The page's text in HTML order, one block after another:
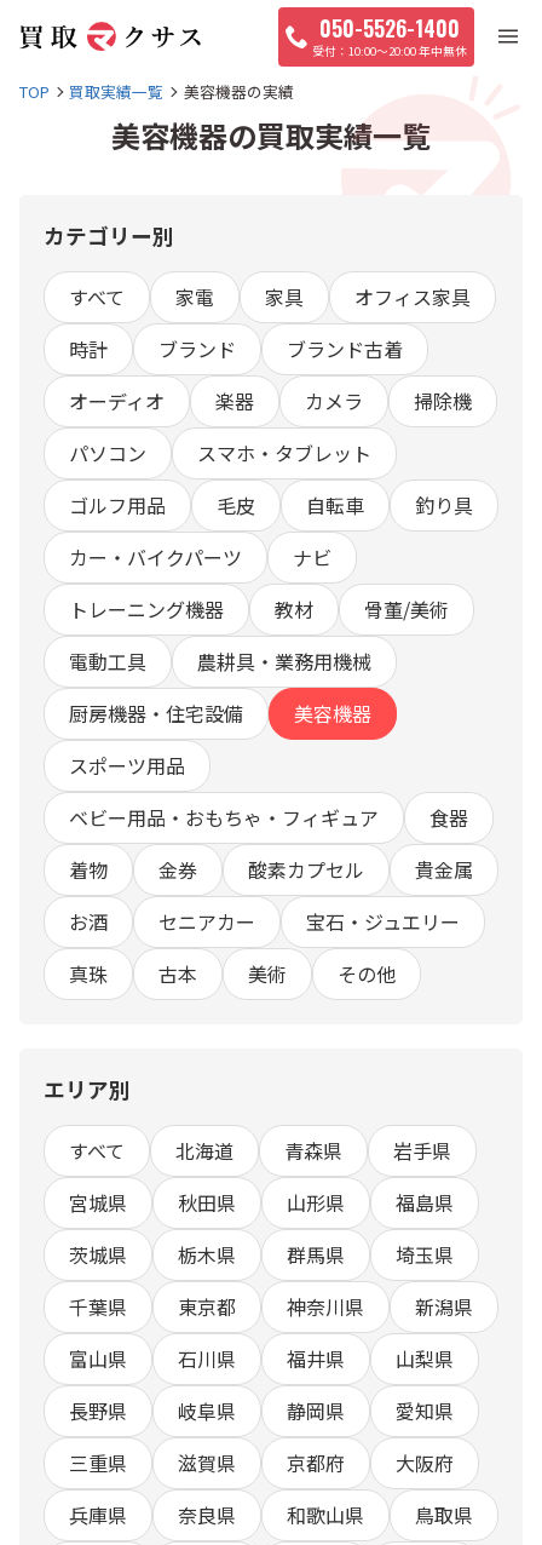
050-5526-1400
10:00〜20:00 年中無休
TOP 買取実績一覧 美容機器の実績
美容機器の買取実績一覧
カテゴリー別
すべて 家電 家具
オフィス家具
時計
ブランド
ブランド古着
オーディオ
楽器 カメラ
掃除機
パソコン
スマホ・タブレット
ゴルフ用品
毛皮 自転車
釣り具
カー・バイクパーツ
ナビ
トレーニング機器
教材
骨董/美術
電動工具
農耕具・業務用機械
厨房機器・住宅設備
美容機器
スポーツ用品
ベビー用品・おもちゃ・フィギュア
食器
着物
金券 酸素カプセル
貴金属
お酒
セニアカー
宝石・ジュエリー
真珠
古本 美術 その他
エリア別
すべて 北海道 青森県
岩手県
宮城県
秋田県 山形県
福島県
茨城県
栃木県 群馬県
埼玉県
千葉県
東京都 神奈川県
新潟県
富山県
石川県 福井県
山梨県
長野県
岐阜県 静岡県
愛知県
三重県
滋賀県 京都府
大阪府
兵庫県
奈良県 和歌山県
鳥取県